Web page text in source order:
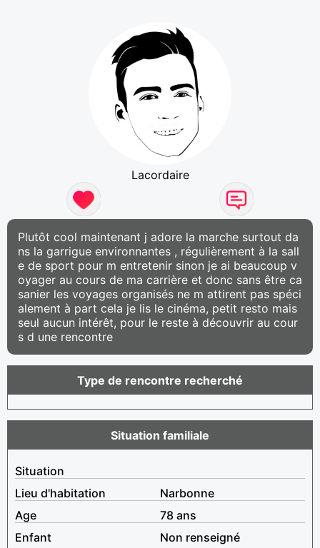
Lacordaire
Plutôt cool maintenant j adore la marche surtout da
ns la garrigue environnantes , régulièrement à la sall
e de sport pour m entretenir sinon je ai beaucoup v
oyager au cours de ma carrière et donc sans être ca
sanier les voyages organisés ne m attirent pas spéci
alement à part cela je lis le cinéma, petit resto mais
seul aucun intérêt, pour le reste à découvrir au cour
s d une rencontre
Type de rencontre recherché
Situation familiale
Situation
Lieu d'habitation
Narbonne
Age
78 ans
Enfant
Non renseigné